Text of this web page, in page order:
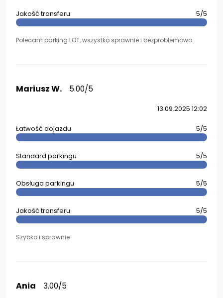
Jakość transferu 5/5
Polecam parking LOT, wszystko sprawnie i bezproblemowo.
Mariusz W. 5.00/5
13.09.2025 12:02
Łatwość dojazdu 5/5
Standard parkingu 5/5
Obsługa parkingu 5/5
Jakość transferu 5/5
Szybko i sprawnie
Ania 3.00/5